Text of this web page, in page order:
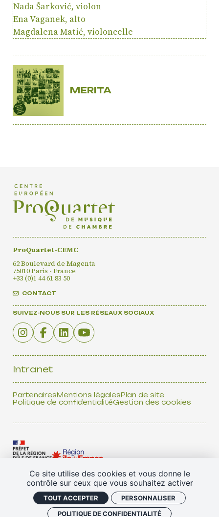
Ce site utilise des cookies et vous donne le
contrôle sur ceux que vous souhaitez activer
TOUT ACCEPTER
PERSONNALISER
POLITIQUE DE CONFIDENTIALITÉ
Nada Šarković, violon
Ena Vaganek, alto
Magdalena Matić, violoncelle
MERITA
ProQuartet-CEMC
62 Boulevard de Magenta
75010 Paris - France
+33 (0)1 44 61 83 50
CONTACT
SUIVEZ-NOUS SUR LES RÉSEAUX SOCIAUX
Intranet
PartenairesMentions légalesPlan de site
Politique de confidentialitéGestion des cookies
TOUS NOS PARTENAIRES
Agenda
Actualités
Vidéos des masterclasses
CONTACT
INSCRIPTION INFOLETTRES